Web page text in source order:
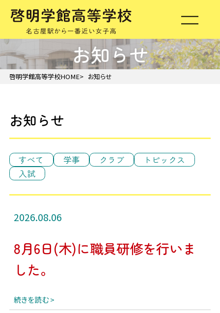
お知らせ
啓明学館高等学校HOME お知らせ
お知らせ
すべて 学事 クラブ
トピックス
入試
2026.08.06
8月6日(木)に職員研修を行いま
した。
続きを読む